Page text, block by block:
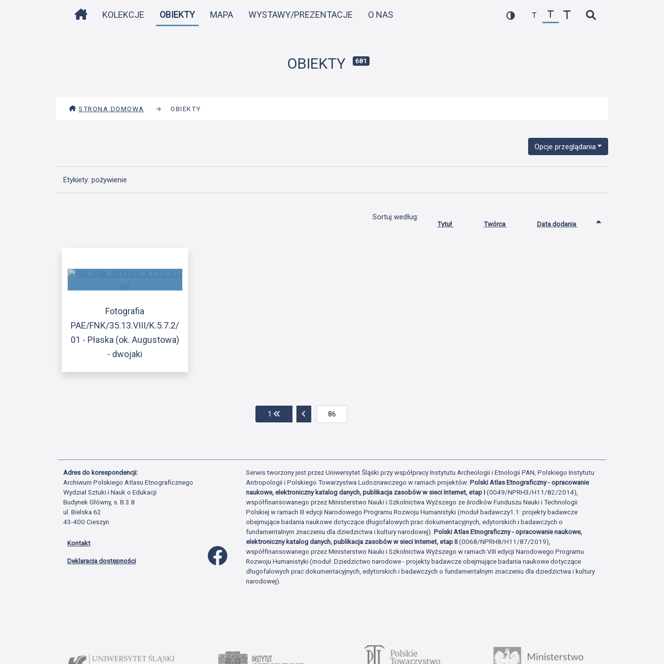
do
STRONA DOMOWA
KOLEKCJE OBIEKTY MAPA WYSTAWY/PREZENTACJE O NAS
OBIEKTY 681
STRONA DOMOWA → OBIEKTY
Opcje przeglądania
Etykiety: pożywienie
Sortuj według:
Tytuł Twórca Data dodania
Fotografia
PAE/FNK/35.13.VIII/K.5.7.2/
01 - Płaska (ok. Augustowa)
- dwojaki
1 Przejdź do pierwszej strony
Przejdź do poprzedniej strony
Adres do korespondencji:
Archiwum Polskiego Atlasu Etnograficznego
Wydział Sztuki i Nauk o Edukacji
Budynek Główny, s. B.3.8
ul. Bielska 62
43-400 Cieszyn
Kontakt
Deklaracja dostępności
Profil Facebook
Serwis tworzony jest przez Uniwersytet Śląski przy współpracy Instytutu Archeologii i Etnologii PAN, Polskiego Instytutu
Antropologii i Polskiego Towarzystwa Ludoznawczego w ramach projektów:Polski Atlas Etnograficzny - opracowanie
naukowe, elektroniczny katalog danych, publikacja zasobów w sieci Internet, etap I(0049/NPRH3/H11/82/2014),
współfinansowanego przez Ministerstwo Nauki i Szkolnictwa Wyższego ze środków Funduszu Nauki i Technologii
Polskiej w ramach III edycji Narodowego Programu Rozwoju Humanistyki (moduł badawczy1.1: projekty badawcze
obejmujące badania naukowe dotyczące długofalowych prac dokumentacyjnych, edytorskich i badawczych o
fundamentalnym znaczeniu dla dziedzictwa i kultury narodowej).Polski Atlas Etnograficzny - opracowanie naukowe,
elektroniczny katalog danych, publikacja zasobów w sieci Internet, etap II(0068/NPRH8/H11/87/2019),
współfinansowanego przez Ministerstwo Nauki i Szkolnictwa Wyższego w ramach VIII edycji Narodowego Programu
Rozwoju Humanistyki (moduł: Dziedzictwo narodowe - projekty badawcze obejmujące badania naukowe dotyczące
długofalowych prac dokumentacyjnych, edytorskich i badawczych o fundamentalnym znaczeniu dla dziedzictwa i kultury
narodowej).